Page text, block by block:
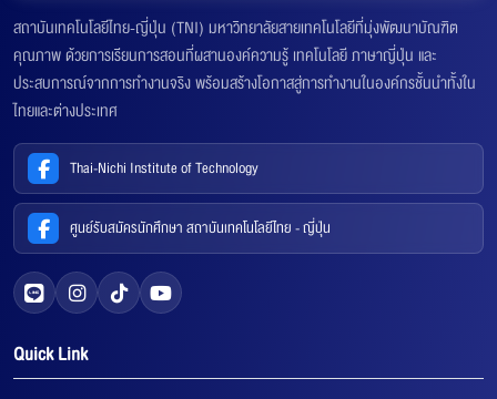
สถาบันเทคโนโลยีไทย-ญี่ปุ่น (TNI) มหาวิทยาลัยสายเทคโนโลยีที่มุ่งพัฒนาบัณฑิต
คุณภาพ ด้วยการเรียนการสอนที่ผสานองค์ความรู้ เทคโนโลยี ภาษาญี่ปุ่น และ
ประสบการณ์จากการทำงานจริง พร้อมสร้างโอกาสสู่การทำงานในองค์กรชั้นนำทั้งใน
ไทยและต่างประเทศ
Thai-Nichi Institute of Technology
ศูนย์รับสมัครนักศึกษา สถาบันเทคโนโลยีไทย - ญี่ปุ่น
Quick Link